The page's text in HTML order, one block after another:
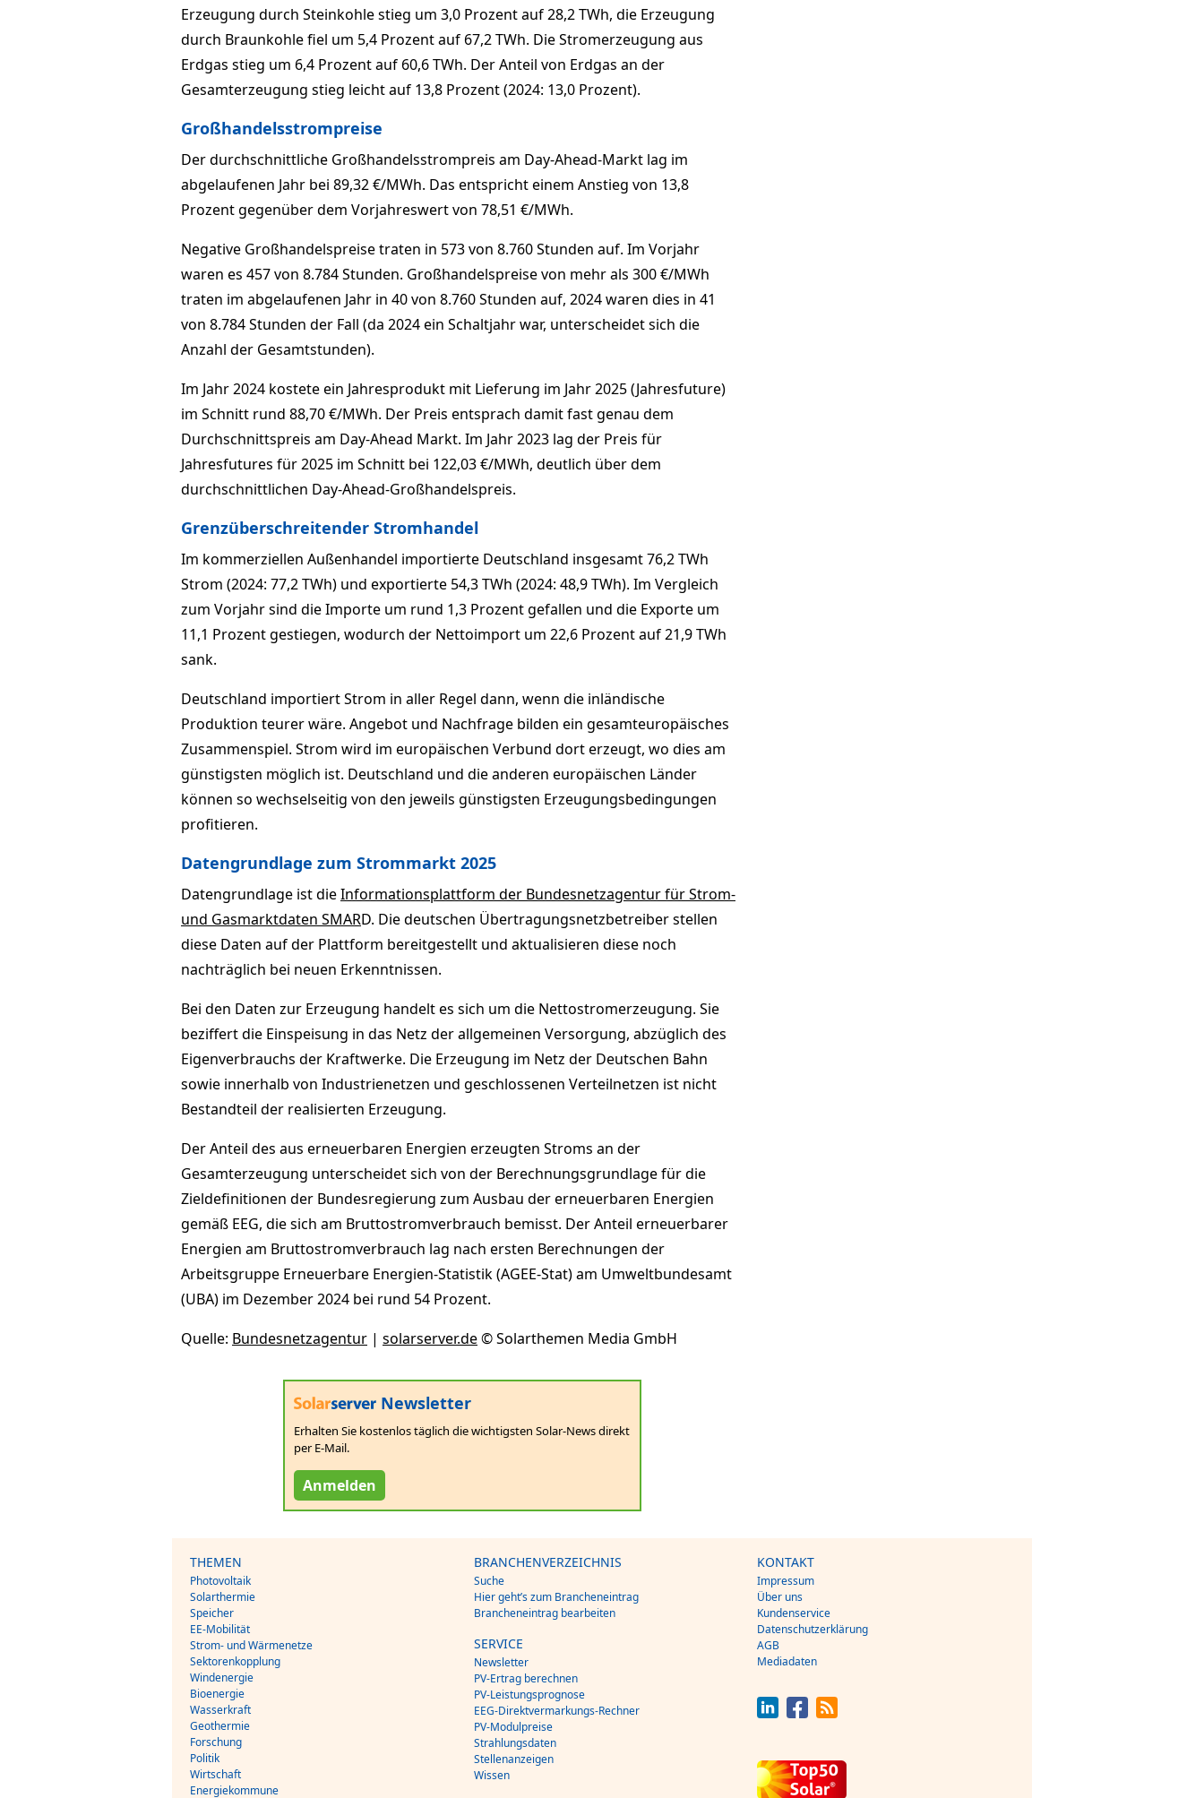
Erzeugung durch Steinkohle stieg um 3,0 Prozent auf 28,2 TWh, die Erzeugung
durch Braunkohle fiel um 5,4 Prozent auf 67,2 TWh. Die Stromerzeugung aus
Erdgas stieg um 6,4 Prozent auf 60,6 TWh. Der Anteil von Erdgas an der
Gesamterzeugung stieg leicht auf 13,8 Prozent (2024: 13,0 Prozent).
Großhandelsstrompreise
Der durchschnittliche Großhandelsstrompreis am Day-Ahead-Markt lag im
abgelaufenen Jahr bei 89,32 €/MWh. Das entspricht einem Anstieg von 13,8
Prozent gegenüber dem Vorjahreswert von 78,51 €/MWh.
Negative Großhandelspreise traten in 573 von 8.760 Stunden auf. Im Vorjahr
waren es 457 von 8.784 Stunden. Großhandelspreise von mehr als 300 €/MWh
traten im abgelaufenen Jahr in 40 von 8.760 Stunden auf, 2024 waren dies in 41
von 8.784 Stunden der Fall (da 2024 ein Schaltjahr war, unterscheidet sich die
Anzahl der Gesamtstunden).
Im Jahr 2024 kostete ein Jahresprodukt mit Lieferung im Jahr 2025 (Jahresfuture)
im Schnitt rund 88,70 €/MWh. Der Preis entsprach damit fast genau dem
Durchschnittspreis am Day-Ahead Markt. Im Jahr 2023 lag der Preis für
Jahresfutures für 2025 im Schnitt bei 122,03 €/MWh, deutlich über dem
durchschnittlichen Day-Ahead-Großhandelspreis.
Grenzüberschreitender Stromhandel
Im kommerziellen Außenhandel importierte Deutschland insgesamt 76,2 TWh
Strom (2024: 77,2 TWh) und exportierte 54,3 TWh (2024: 48,9 TWh). Im Vergleich
zum Vorjahr sind die Importe um rund 1,3 Prozent gefallen und die Exporte um
11,1 Prozent gestiegen, wodurch der Nettoimport um 22,6 Prozent auf 21,9 TWh
sank.
Deutschland importiert Strom in aller Regel dann, wenn die inländische
Produktion teurer wäre. Angebot und Nachfrage bilden ein gesamteuropäisches
Zusammenspiel. Strom wird im europäischen Verbund dort erzeugt, wo dies am
günstigsten möglich ist. Deutschland und die anderen europäischen Länder
können so wechselseitig von den jeweils günstigsten Erzeugungsbedingungen
profitieren.
Datengrundlage zum Strommarkt 2025
Datengrundlage ist dieInformationsplattform der Bundesnetzagentur für Strom-
und Gasmarktdaten SMARD. Die deutschen Übertragungsnetzbetreiber stellen
diese Daten auf der Plattform bereitgestellt und aktualisieren diese noch
nachträglich bei neuen Erkenntnissen.
Bei den Daten zur Erzeugung handelt es sich um die Nettostromerzeugung. Sie
beziffert die Einspeisung in das Netz der allgemeinen Versorgung, abzüglich des
Eigenverbrauchs der Kraftwerke. Die Erzeugung im Netz der Deutschen Bahn
sowie innerhalb von Industrienetzen und geschlossenen Verteilnetzen ist nicht
Bestandteil der realisierten Erzeugung.
Der Anteil des aus erneuerbaren Energien erzeugten Stroms an der
Gesamterzeugung unterscheidet sich von der Berechnungsgrundlage für die
Zieldefinitionen der Bundesregierung zum Ausbau der erneuerbaren Energien
gemäß EEG, die sich am Bruttostromverbrauch bemisst. Der Anteil erneuerbarer
Energien am Bruttostromverbrauch lag nach ersten Berechnungen der
Arbeitsgruppe Erneuerbare Energien-Statistik (AGEE-Stat) am Umweltbundesamt
(UBA) im Dezember 2024 bei rund 54 Prozent.
Quelle: Bundesnetzagentur | solarserver.de© Solarthemen Media GmbH
Newsletter
Erhalten Sie kostenlos täglich die wichtigsten Solar-News direkt
per E-Mail.
Anmelden
THEMEN
Photovoltaik
Solarthermie
Speicher
EE-Mobilität
Strom- und Wärmenetze
Sektorenkopplung
Windenergie
Bioenergie
Wasserkraft
Geothermie
Forschung
Politik
Wirtschaft
Energiekommune
BRANCHENVERZEICHNIS
Suche
Hier geht’s zum Brancheneintrag
Brancheneintrag bearbeiten
SERVICE
Newsletter
PV-Ertrag berechnen
PV-Leistungsprognose
EEG-Direktvermarkungs-Rechner
PV-Modulpreise
Strahlungsdaten
Stellenanzeigen
Wissen
KONTAKT
Impressum
Über uns
Kundenservice
Datenschutzerklärung
AGB
Mediadaten